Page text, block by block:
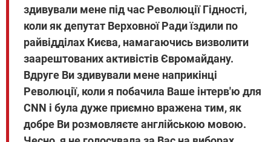
здивували мене під час Революції Гідності,
коли як депутат Верховної Ради їздили по
райвідділах Києва, намагаючись визволити
заарештованих активістів Євромайдану.
Вдруге Ви здивували мене наприкінці
Революції, коли я побачила Ваше інтерв'ю для
CNN і була дуже приємно вражена тим, як
добре Ви розмовляєте англійською мовою.